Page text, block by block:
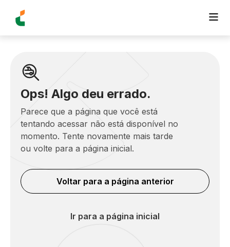
Ops! Algo deu errado.
Parece que a página que você está
tentando acessar não está disponível no
momento. Tente novamente mais tarde
ou volte para a página inicial.
Voltar para a página anterior
Ir para a página inicial